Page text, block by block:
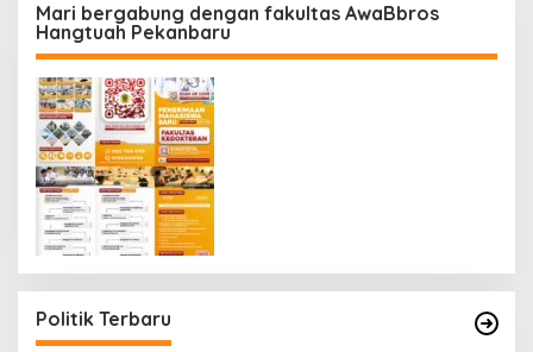
Mari bergabung dengan fakultas AwaBbros
Hangtuah Pekanbaru
Politik Terbaru